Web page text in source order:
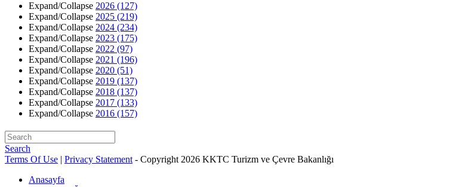
Expand/Collapse 2026 (127)
Expand/Collapse 2025 (219)
Expand/Collapse 2024 (234)
Expand/Collapse 2023 (175)
Expand/Collapse 2022 (97)
Expand/Collapse 2021 (196)
Expand/Collapse 2020 (51)
Expand/Collapse 2019 (137)
Expand/Collapse 2018 (137)
Expand/Collapse 2017 (133)
Expand/Collapse 2016 (157)
Search
Terms Of Use | Privacy Statement - Copyright 2026 KKTC Turizm ve Çevre Bakanlığı
Anasayfa